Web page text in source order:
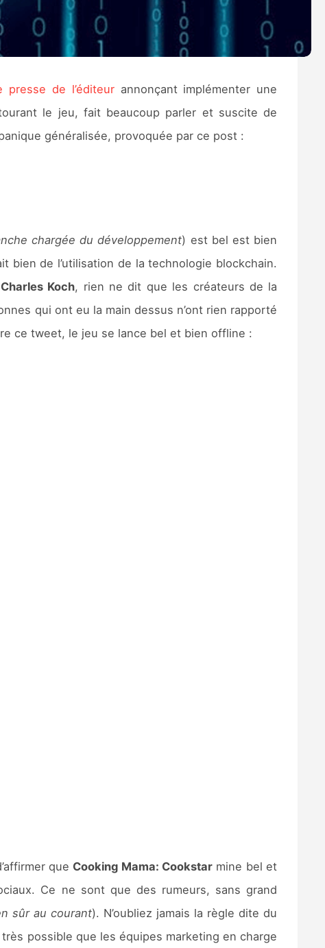
presse de l’éditeurannonçant implémenter une
le jeu, fait beaucoup parler et suscite de
généralisée, provoquée par ce post :
chargée du développement) est bel est bien
bien de l’utilisation de la technologie blockchain.
Charles Koch, rien ne dit que les créateurs de la
qui ont eu la main dessus n’ont rien rapporté
ce tweet, le jeu se lance bel et bien offline :
que Cooking Mama: Cookstar mine bel et
Ce ne sont que des rumeurs, sans grand
sûr au courant). N’oubliez jamais la règle dite du
possible que les équipes marketing en charge